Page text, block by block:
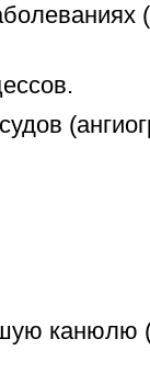
канюлю